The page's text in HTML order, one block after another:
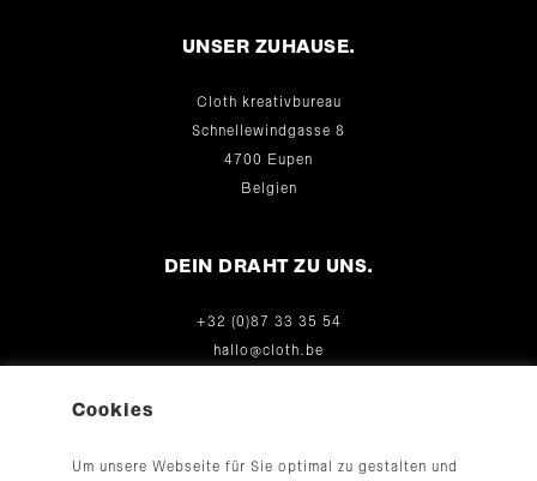
UNSER ZUHAUSE.
Cloth kreativbureau
Schnellewindgasse 8
4700 Eupen
Belgien
DEIN DRAHT ZU UNS.
+32 (0)87 33 35 54
hallo@cloth.be
Cookies
Um unsere Webseite für Sie optimal zu gestalten und